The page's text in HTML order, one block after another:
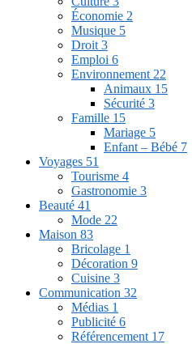
Économie 2
Musique 5
Droit 3
Emploi 6
Environnement 22
Animaux 15
Sécurité 3
Famille 15
Mariage 5
Enfant – Bébé 7
Voyages 51
Tourisme 4
Gastronomie 3
Beauté 41
Mode 22
Maison 83
Bricolage 1
Décoration 9
Cuisine 3
Communication 32
Médias 1
Publicité 6
Référencement 17